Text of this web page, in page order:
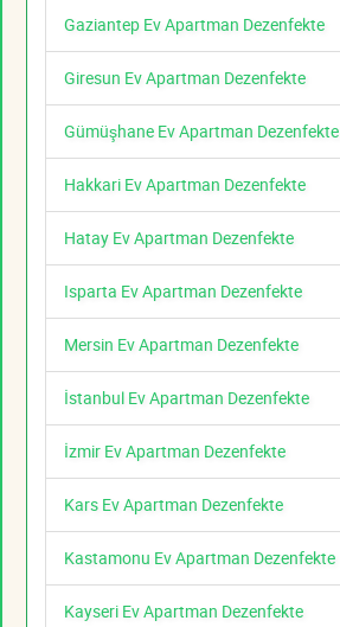
Gaziantep Ev Apartman Dezenfekte
Giresun Ev Apartman Dezenfekte
Gümüşhane Ev Apartman Dezenfekte
Hakkari Ev Apartman Dezenfekte
Hatay Ev Apartman Dezenfekte
Isparta Ev Apartman Dezenfekte
Mersin Ev Apartman Dezenfekte
İstanbul Ev Apartman Dezenfekte
İzmir Ev Apartman Dezenfekte
Kars Ev Apartman Dezenfekte
Kastamonu Ev Apartman Dezenfekte
Kayseri Ev Apartman Dezenfekte